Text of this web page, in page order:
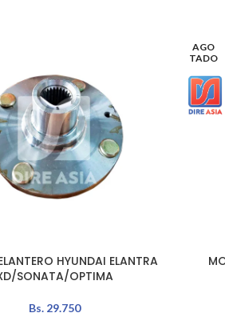
HYUNDAI ELANTRA
SONATA/OPTIMA
Bs. 29.750
AGO
TADO
LEER